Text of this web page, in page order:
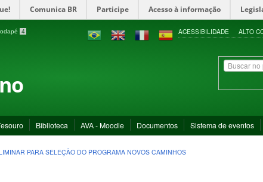
Comunica BR Participe Acesso à informação
4 ACESSIBILIDADE ALTO
Biblioteca AVA - Moodle Documentos Sistema de eventos
PARA SELEÇÃO DO PROGRAMA NOVOS CAMINHOS